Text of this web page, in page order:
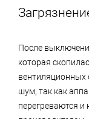
После
которая
вентиляционных
шум, так как
перегреваются и